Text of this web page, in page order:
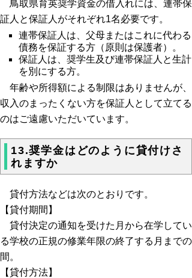
鳥取県育英奨学資金の借入れには、連帯保
証人と保証人がそれぞれ1名必要です。
連帯保証人は、父母またはこれに代わる
債務を保証する方（原則は保護者）。
保証人は、奨学生及び連帯保証人と生計
を別にする方。
年齢や所得額による制限はありませんが、
収入のまったくない方を保証人として立てる
のはご遠慮いただいています。
13.奨学金はどのように貸付けさ
れますか
貸付方法などは次のとおりです。
【貸付期間】
貸付決定の通知を受けた月から在学してい
る学校の正規の修業年限の終了する月までの
間。
【貸付方法】